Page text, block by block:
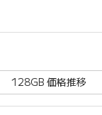
128GB 価格推移